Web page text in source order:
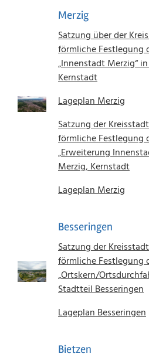
Merzig
Satzung über der
förmliche Festlegung
„Innenstadt Merzig“
Kernstadt
Lageplan Merzig
Satzung der
förmliche Festlegung
„Erweiterung
Merzig, Kernstadt
Lageplan Merzig
Besseringen
Satzung der
förmliche Festlegung
„Ortskern/
Stadtteil Besseringen
Lageplan Besseringen
Bietzen